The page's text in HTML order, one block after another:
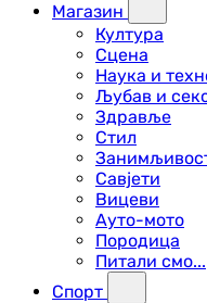
Магазин
Култура
Сцена
Наука и
Љубав и
Здравље
Стил
Савјети
Вицеви
Ауто-мото
Породица
Питали смо...
Спорт